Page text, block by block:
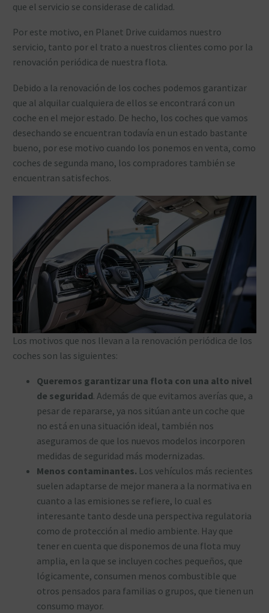
que el servicio se considerase de calidad.
Por este motivo, en Planet Drive cuidamos nuestro
servicio, tanto por el trato a nuestros clientes como por la
renovación periódica de nuestra flota.
Debido a la renovación de los coches podemos garantizar
que al alquilar cualquiera de ellos se encontrará con un
coche en el mejor estado. De hecho, los coches que vamos
desechando se encuentran todavía en un estado bastante
bueno, por ese motivo cuando los ponemos en venta, como
coches de segunda mano, los compradores también se
encuentran satisfechos.
Los motivos que nos llevan a la renovación periódica de los
coches son las siguientes:
Queremos garantizar una flota con una alto nivel
de seguridad. Además de que evitamos averías que, a
pesar de repararse, ya nos sitúan ante un coche que
no está en una situación ideal, también nos
aseguramos de que los nuevos modelos incorporen
medidas de seguridad más modernizadas.
Menos contaminantes. Los vehículos más recientes
suelen adaptarse de mejor manera a la normativa en
cuanto a las emisiones se refiere, lo cual es
interesante tanto desde una perspectiva regulatoria
como de protección al medio ambiente. Hay que
tener en cuenta que disponemos de una flota muy
amplia, en la que se incluyen coches pequeños, que
lógicamente, consumen menos combustible que
otros pensados para familias o grupos, que tienen un
consumo mayor.